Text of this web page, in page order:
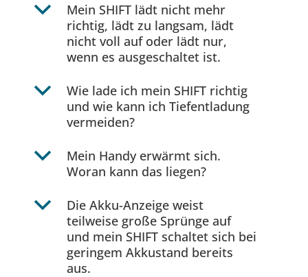
b
Mein SHIFT lädt nicht mehr
richtig, lädt zu langsam, lädt
nicht voll auf oder lädt nur,
wenn es ausgeschaltet ist.
b
Wie lade ich mein SHIFT richtig
und wie kann ich Tiefentladung
vermeiden?
b
Mein Handy erwärmt sich.
Woran kann das liegen?
b
Die Akku-Anzeige weist
teilweise große Sprünge auf
und mein SHIFT schaltet sich bei
geringem Akkustand bereits
aus.